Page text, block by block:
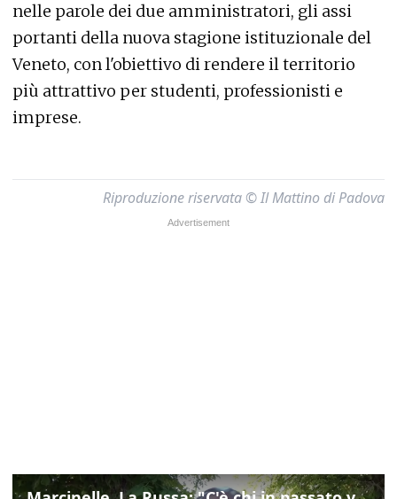
nelle parole dei due amministratori, gli assi
portanti della nuova stagione istituzionale del
Veneto, con l'obiettivo di rendere il territorio
più attrattivo per studenti, professionisti e
imprese.
Riproduzione riservata © Il Mattino di Padova